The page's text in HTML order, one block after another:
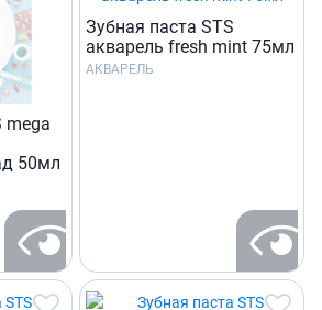
mega
50мл
Зубная паста STS
акварель fresh mint 75мл
АКВАРЕЛЬ